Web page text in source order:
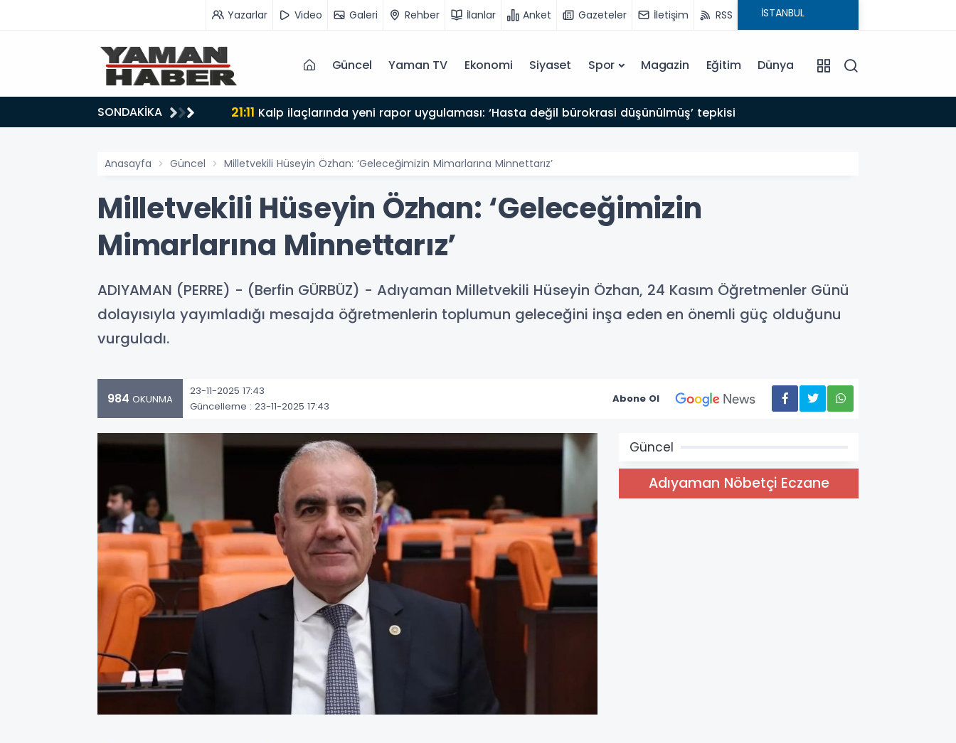
Yazarlar Video Galeri Rehber İlanlar Anket Gazeteler İletişim RSS
Güncel Yaman TV Ekonomi Siyaset Spor Magazin Eğitim Dünya
SONDAKİKA
liralık destek 21:11 Kalp ilaçlarında yeni rapor uygulaması: ‘Hasta değil bürokrasi düşünülmüş’ tepkisi
Anasayfa Güncel Milletvekili Hüseyin Özhan: ‘Geleceğimizin Mimarlarına Minnettarız’
Milletvekili Hüseyin Özhan: ‘Geleceğimizin
Mimarlarına Minnettarız’
ADIYAMAN (PERRE) - (Berfin GÜRBÜZ) - Adıyaman Milletvekili Hüseyin Özhan, 24 Kasım Öğretmenler Günü
dolayısıyla yayımladığı mesajda öğretmenlerin toplumun geleceğini inşa eden en önemli güç olduğunu
vurguladı.
984 OKUNMA
23-11-2025 17:43
Güncelleme : 23-11-2025 17:43
Abone Ol
Güncel
Adıyaman Nöbetçi Eczane